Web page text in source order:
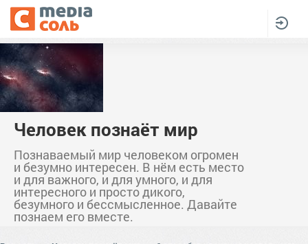
Человек познаёт мир
Познаваемый мир человеком огромен
и безумно интересен. В нём есть место
и для важного, и для умного, и для
интересного и просто дикого,
безумного и бессмысленное. Давайте
познаем его вместе.